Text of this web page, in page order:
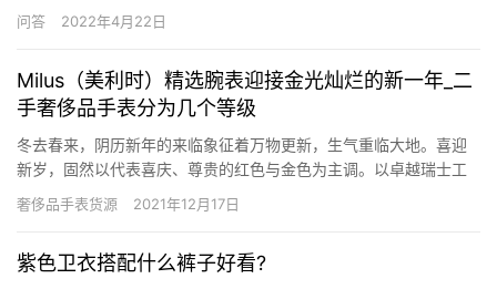
圆，在这个范围内使用遮瑕膏。 2.在痣周围涂抹遮瑕膏。先清洁遮
瑕刷上剩余的遮瑕膏，注意不要碰到痣上的遮瑕膏，然后将遮瑕膏
问答 2022年4月22日
Milus（美利时）精选腕表迎接金光灿烂的新一年_二
手奢侈品手表分为几个等级
冬去春来，阴历新年的来临象征着万物更新，生气重临大地。喜迎
新岁，固然以代表喜庆、尊贵的红色与金色为主调。以卓越瑞士工
艺及特色TriRetrograde三秒针返跳功效享誉表坛的高级制表品牌
Milus“美利时”，为君呈献一系列以黄金及红金材质精制而成的男女
奢侈品手表货源 2021年12月17日
紫色卫衣搭配什么裤子好看?